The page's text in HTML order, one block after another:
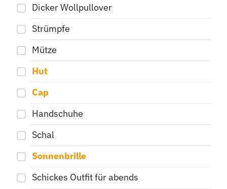
Dicker Wollpullover
Strümpfe
Mütze
Hut
Cap
Handschuhe
Schal
Sonnenbrille
Schickes Outfit für abends